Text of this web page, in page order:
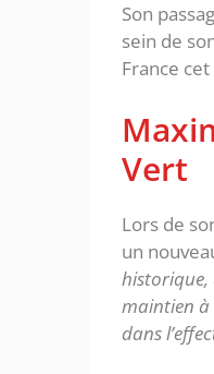
Son
sein de
France
Vert
Lors de
un
historique,
maintien à
dans